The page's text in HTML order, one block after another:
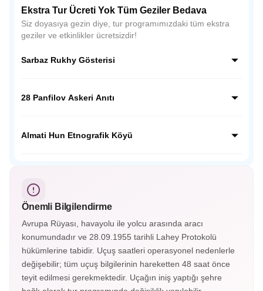
Ekstra Tur Ücreti Yok Tüm Geziler Bedava
Siz doyasıya gezin diye, tur programımızdaki tüm ekstra
geziler ve etkinlikler ücretsizdir!
Sarbaz Rukhy Gösterisi
ulusal ruhunu yansıtan etkileyici bir gösteridir. Askeri tören
28 Panfilov Askeri Anıtı
alır. II. Dünya Savaşı’nda Moskova savunmasında
Almati Hun Etnografik Köyü
sanatları gösterileri ve halk danslarıyla Orta Asya tarihine
yolculuk sunar.
Önemli Bilgilendirme
Avrupa Rüyası, havayolu ile yolcu arasında aracı
konumundadır ve 28.09.1955 tarihli Lahey Protokolü
hükümlerine tabidir. Uçuş saatleri operasyonel nedenlerle
değişebilir; tüm uçuş bilgilerinin hareketten 48 saat önce
teyit edilmesi gerekmektedir. Uçağın iniş yaptığı şehre